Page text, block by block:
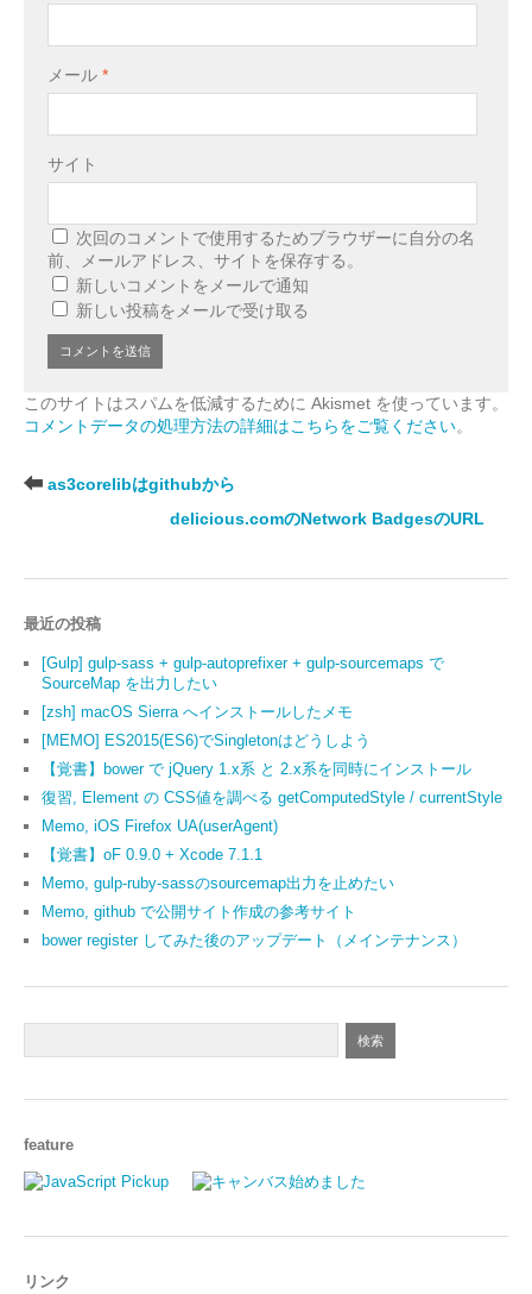
メール *
サイト
次回のコメントで使用するためブラウザーに自分の名
前、メールアドレス、サイトを保存する。
新しいコメントをメールで通知
新しい投稿をメールで受け取る
このサイトはスパムを低減するために Akismet を使っています。
コメントデータの処理方法の詳細はこちらをご覧ください。
as3corelibはgithubから
delicious.comのNetwork BadgesのURL
最近の投稿
[Gulp] gulp-sass + gulp-autoprefixer + gulp-sourcemaps で
SourceMap を出力したい
[zsh] macOS Sierra へインストールしたメモ
[MEMO] ES2015(ES6)でSingletonはどうしよう
【覚書】bower で jQuery 1.x系 と 2.x系を同時にインストール
復習, Element の CSS値を調べる getComputedStyle / currentStyle
Memo, iOS Firefox UA(userAgent)
【覚書】oF 0.9.0 + Xcode 7.1.1
Memo, gulp-ruby-sassのsourcemap出力を止めたい
Memo, github で公開サイト作成の参考サイト
bower register してみた後のアップデート（メインテナンス）
feature
リンク